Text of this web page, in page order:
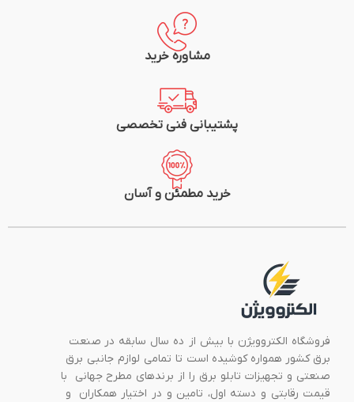
مشاوره خرید
پشتیبانی فنی تخصصی
خرید مطمئن و آسان
فروشگاه الکتروویژن با بیش از ده سال سابقه در صنعت
برق کشور همواره کوشیده است تا تمامی لوازم جانبی برق
صنعتی و تجهیزات تابلو برق را از برندهای مطرح جهانی با
قیمت رقابتی و دسته اول، تامین و در اختیار همکاران و